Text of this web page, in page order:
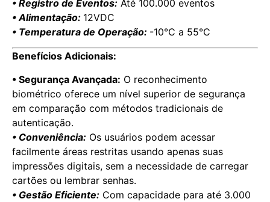
• Registro de Eventos: Até 100.000 eventos
• Alimentação: 12VDC
• Temperatura de Operação: -10°C a 55°C
Benefícios Adicionais:
• Segurança Avançada: O reconhecimento
biométrico oferece um nível superior de segurança
em comparação com métodos tradicionais de
autenticação.
• Conveniência: Os usuários podem acessar
facilmente áreas restritas usando apenas suas
impressões digitais, sem a necessidade de carregar
cartões ou lembrar senhas.
• Gestão Eficiente: Com capacidade para até 3.000